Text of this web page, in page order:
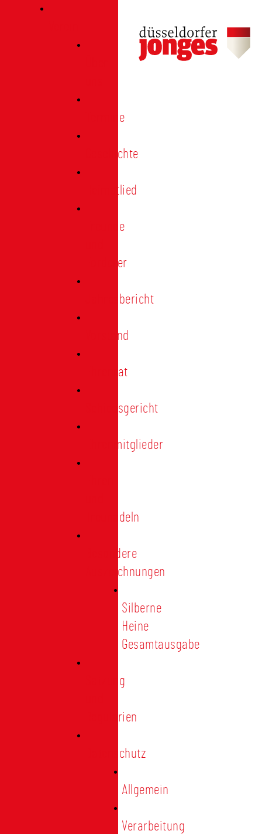
Termine
Geschichte
Heimatlied
Freunde
Förderer
Jahresbericht
Vorstand
Ehrenrat
Schiedsgericht
Ehrenmitglieder
Treunadeln
Besondere
Auszeichnungen
Silberne
Heine
Gesamtausgabe
Satzung
Regularien
Datenschutz
Allgemein
Verarbeitung